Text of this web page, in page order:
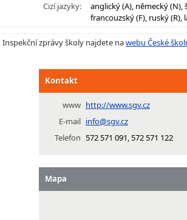
Cizí jazyky:
anglický (A), německý (N),
francouzský (F), ruský (R),
Inspekční zprávy školy najdete nawebu České
Kontakt
www http://www.sgv.cz
E-mail info@sgv.cz
Telefon 572 571 091, 572 571 122
Mapa